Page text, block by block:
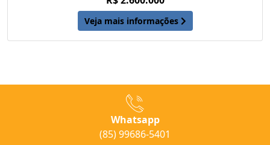
Veja mais informações
Whatsapp
(85) 99686-5401